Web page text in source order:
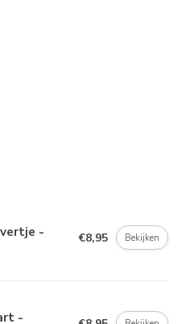
- €8,95 Bekijken
-